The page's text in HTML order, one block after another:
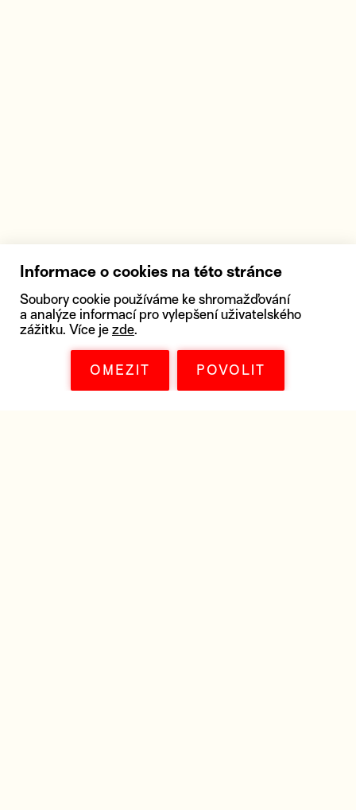
Informace o cookies na této stránce
Soubory cookie používáme ke shromažďování
a analýze informací pro vylepšení uživatelského
zážitku. Více je zde.
OMEZIT POVOLIT